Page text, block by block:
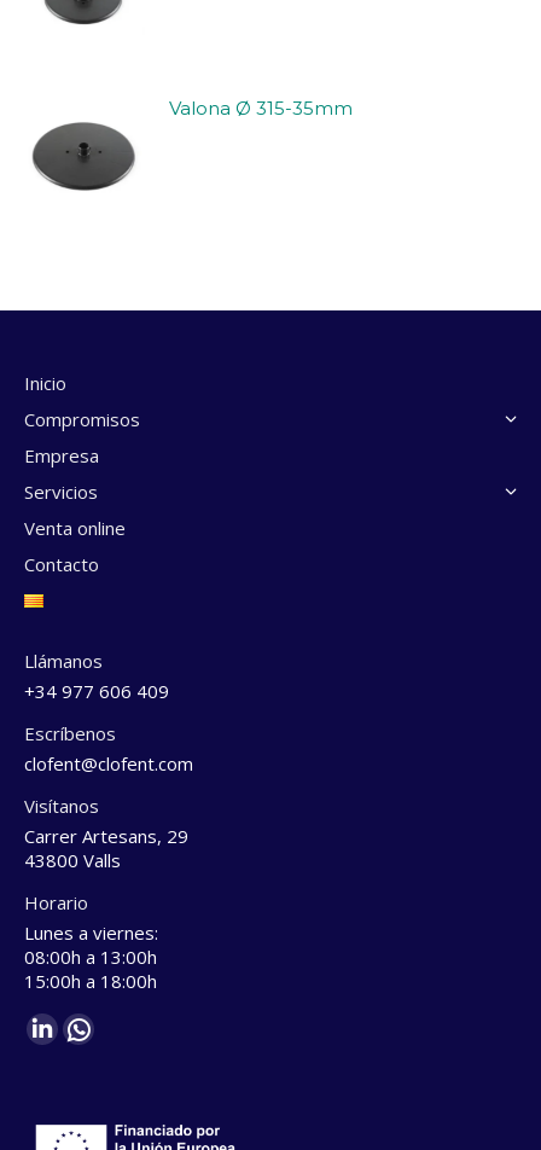
Valona Ø 315-35mm
Inicio
Compromisos
Empresa
Servicios
Venta online
Contacto
Llámanos
+34 977 606 409
Escríbenos
clofent@clofent.com
Visítanos
Carrer Artesans, 29
43800 Valls
Horario
Lunes a viernes:
08:00h a 13:00h
15:00h a 18:00h
Find us on:
LinkedinWhatsapp
in